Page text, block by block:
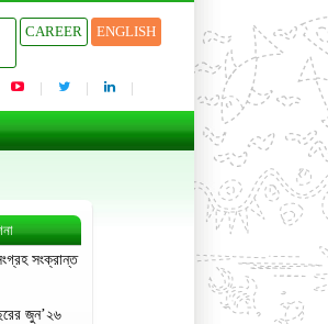
CAREER ENGLISH
সংক্রান্ত
জুন’২৬